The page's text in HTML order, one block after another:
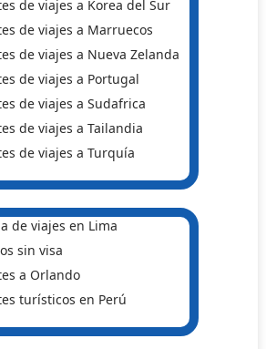
de viajes a Korea del Sur
de viajes a Marruecos
de viajes a Nueva Zelanda
de viajes a Portugal
de viajes a Sudafrica
de viajes a Tailandia
de viajes a Turquía
de viajes en Lima
sin visa
a Orlando
turísticos en Perú